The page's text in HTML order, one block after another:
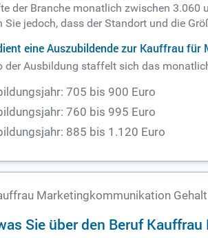
der Branche monatlich zwischen 3.060
Sie jedoch, dass der Standort und die
eine Auszubildende zur Kauffrau
der Ausbildung staffelt sich das
705 bis 900 Euro
760 bis 995 Euro
885 bis 1.120 Euro
Marketingkommunikation Gehalt
Sie über den Beruf